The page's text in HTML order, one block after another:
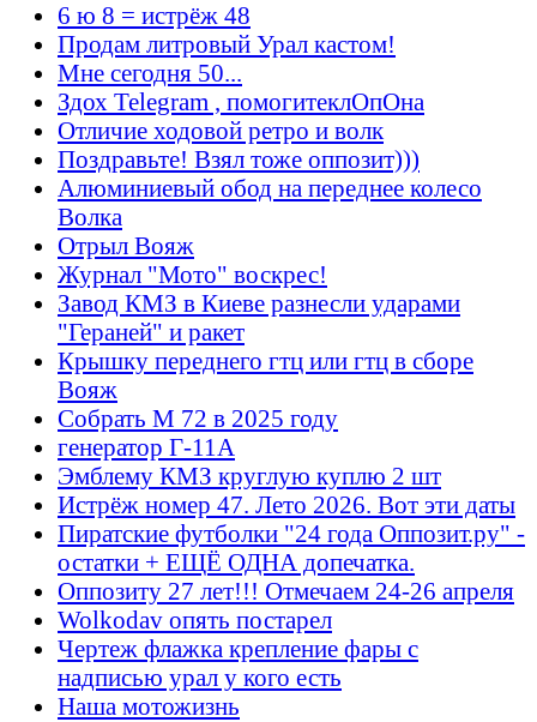
6 ю 8 = истрёж 48
Продам литровый Урал кастом!
Мне сегодня 50...
Здох Telegram , помогитеклОпОна
Отличие ходовой ретро и волк
Поздравьте! Взял тоже оппозит)))
Алюминиевый обод на переднее колесо
Волка
Отрыл Вояж
Журнал "Мото" воскрес!
Завод КМЗ в Киеве разнесли ударами
"Гераней" и ракет
Крышку переднего гтц или гтц в сборе
Вояж
Собрать М 72 в 2025 году
генератор Г-11А
Эмблему КМЗ круглую куплю 2 шт
Истрёж номер 47. Лето 2026. Вот эти даты
Пиратские футболки "24 года Оппозит.ру" -
остатки + ЕЩЁ ОДНА допечатка.
Оппозиту 27 лет!!! Отмечаем 24-26 апреля
Wolkodav опять постарел
Чертеж флажка крепление фары с
надписью урал у кого есть
Наша мотожизнь